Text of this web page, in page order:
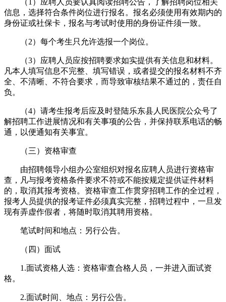
（1）应聘人员要认真阅读招聘公告，了解招聘岗位相关
信息，选择符合条件岗位进行报名。报名必须使用有效期内的
身份证或社保卡，报名与考试时使用的身份证件须一致。
（2）每个考生只允许选报一个岗位。
（3）应聘人员应按招聘要求如实提供有关信息和材料。
凡本人填写信息不完整、填写错误，或者提交的报名材料不齐
全、不清晰、不符合要求，而导致审核结果不通过的，责任自
负。
（4）请考生报考后应及时登陆乐东县人民医院公众号了
解招聘工作进展情况和有关事项的公告，并保持联系电话的畅
通，以便通知有关事宜。
（三）资格审查
由招聘领导小组办公室组织对报名应聘人员进行资格审
查，凡与报考资格条件要求不符或不能按规定提供证件材料
的，取消其报考资格。资格审查工作贯穿招聘工作的全过程，
报考人员提供的报考证件必须真实完整，招聘过程中，一旦发
现有弄虚作假者，将随时取消其聘用资格。
笔试时间和地点：另行公告。
（四）面试
1.面试资格人选：资格审查合格人员，一并进入面试资
格。
2.面试时间、地点：另行公告。